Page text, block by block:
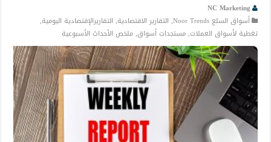
NC Marketing
أسواق السلع Noor Trends
, التقارير الاقتصادية, التقاريرالإقتصادية اليومية,
تغطية لأسواق العملات,مستجدات أسواق,ملخص الأحداث الأسبوعية